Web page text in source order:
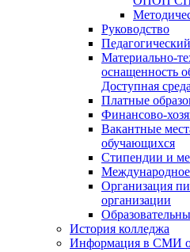
Руководство
Материально-
оснащенность
Доступная среда
Платные
Финансово-
Вакантные
обучающихся
Стипендии и
Международное
Организация
организации
История колледжа
Информация в СМИ о